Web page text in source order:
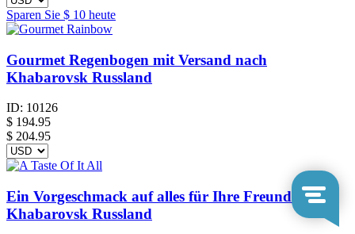
Sparen Sie $ 10 heute
Gourmet Regenbogen mit Versand nach
Khabarovsk Russland
ID: 10126
$ 194.95
$ 204.95
Ein Vorgeschmack auf alles für Ihre Freunde in
Khabarovsk Russland